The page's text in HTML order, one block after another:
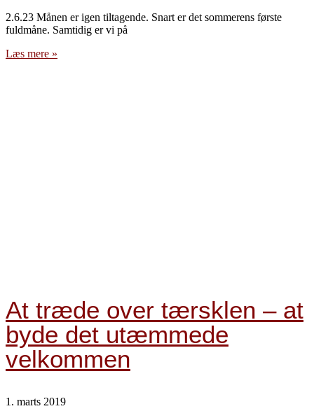
2.6.23 Månen er igen tiltagende. Snart er det sommerens første
fuldmåne. Samtidig er vi på
Læs mere »
At træde over tærsklen – at
byde det utæmmede
velkommen
1. marts 2019